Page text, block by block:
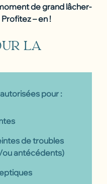
de grand lâcher-
– en !
LA
pour :
de troubles
antécédents)